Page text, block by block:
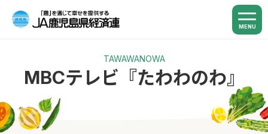
MENU
TAWAWANOWA
MBCテレビ『たわわのわ』